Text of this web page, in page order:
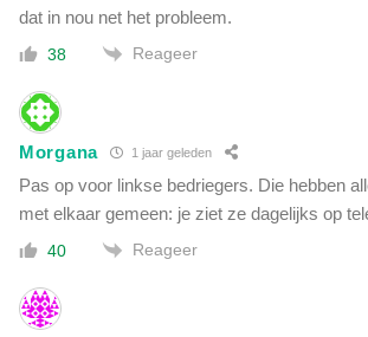
dat in nou net het probleem.
38 Reageer
Morgana 1 jaar geleden
Pas op voor linkse bedriegers. Die hebben
met elkaar gemeen: je ziet ze dagelijks op
40 Reageer